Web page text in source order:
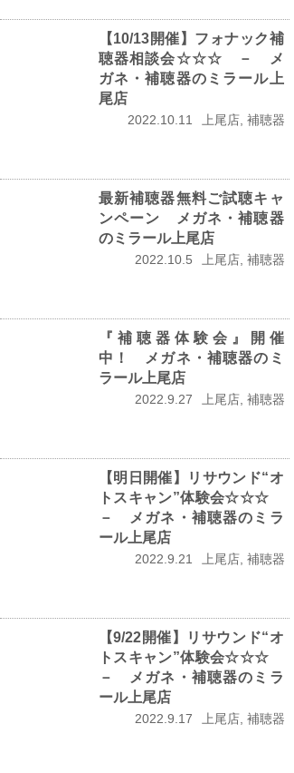
【10/13開催】フォナック補
聴器相談会☆☆☆ － メ
ガネ・補聴器のミラール上
尾店
2022.10.11 上尾店, 補聴器
最新補聴器無料ご試聴キャ
ンペーン メガネ・補聴器
のミラール上尾店
2022.10.5 上尾店, 補聴器
『補聴器体験会』開催
中！ メガネ・補聴器のミ
ラール上尾店
2022.9.27 上尾店, 補聴器
【明日開催】リサウンド“オ
トスキャン”体験会☆☆☆
－ メガネ・補聴器のミラ
ール上尾店
2022.9.21 上尾店, 補聴器
【9/22開催】リサウンド“オ
トスキャン”体験会☆☆☆
－ メガネ・補聴器のミラ
ール上尾店
2022.9.17 上尾店, 補聴器